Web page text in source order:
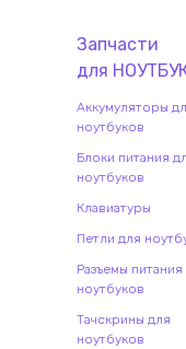
Запчасти
для
Аккумуляторы
ноутбуков
Блоки питания
ноутбуков
Клавиатуры
Петли для
Разъемы питания
ноутбуков
Тачскрины для
ноутбуков